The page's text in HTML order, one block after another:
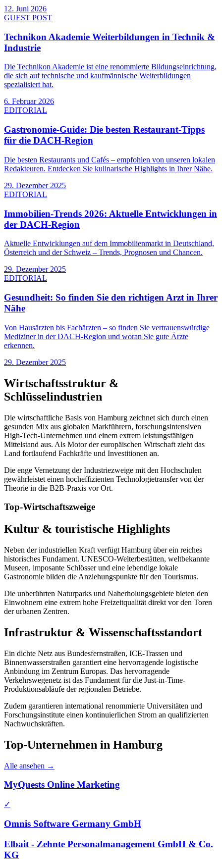
12. Juni 2026
GUEST POST
Technikon Akademie Weiterbildungen in Technik &
Industrie
Die Technikon Akademie ist eine renommierte Bildungseinrichtung,
die sich auf technische und kaufmännische Weiterbildungen
spezialisiert hat.
6. Februar 2026
EDITORIAL
Gastronomie-Guide: Die besten Restaurant-Tipps
für die DACH-Region
Die besten Restaurants und Cafés – empfohlen von unseren lokalen
Redakteuren. Entdecken Sie kulinarische Highlights in Ihrer Nähe.
29. Dezember 2025
EDITORIAL
Immobilien-Trends 2026: Aktuelle Entwicklungen in
der DACH-Region
Aktuelle Entwicklungen auf dem Immobilienmarkt in Deutschland,
Österreich und der Schweiz – Trends, Prognosen und Chancen.
29. Dezember 2025
EDITORIAL
Gesundheit: So finden Sie den richtigen Arzt in Ihrer
Nähe
Von Hausärzten bis Fachärzten – so finden Sie vertrauenswürdige
Mediziner in der DACH-Region und woran Sie gute Ärzte
erkennen.
29. Dezember 2025
Wirtschaftsstruktur &
Schlüsselindustrien
Die wirtschaftliche Basis von Hamburg zeichnet sich durch einen
gesunden Mix aus globalen Markführern, forschungsintensiven
High-Tech-Unternehmen und einem extrem leistungsfähigen
Mittelstand aus. Als Motor der europäischen Wirtschaft zieht das
Land fortlaufend Fachkräfte und Investitionen an.
Die enge Vernetzung der Industriezweige mit den Hochschulen
gewährleistet einen hocheffizienten Technologietransfer von der
Theorie in die B2B-Praxis vor Ort.
Top-Wirtschaftszweige
Kultur & touristische Highlights
Neben der industriellen Kraft verfügt Hamburg über ein reiches
historisches Fundament. UNESCO-Welterbestätten, weltbekannte
Museen, imposante Schlösser und eine lebendige lokale
Gastronomie bilden die Anziehungspunkte für den Tourismus.
Die unberührten Naturparks und Naherholungsgebiete bieten den
Einwohnern eine extrem hohe Freizeitqualität direkt vor den Toren
der urbanen Zentren.
Infrastruktur & Wissenschaftsstandort
Ein dichte Netz aus Bundesfernstraßen, ICE-Trassen und
Binnenwasserstraßen garantiert eine hervorragende logistische
Anbindung im Zentrum Europas. Das hervorragende
Verkehrswegenetz ist das Fundament für die Just-in-Time-
Produktionsabläufe der regionalen Betriebe.
Zudem garantieren international renommierte Universitäten und
Forschungsinstitute einen kontinuierlichen Strom an qualifizierten
Nachwuchskräften.
Top-Unternehmen in Hamburg
Alle ansehen →
MyQuests Online Marketing
✓
Omnis Software Germany GmbH
Elbait - Zehnte Personalmanagement GmbH & Co.
KG